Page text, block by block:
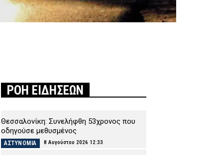
ΡΟΗ ΕΙΔΗΣΕΩΝ
Θεσσαλονίκη: Συνελήφθη 53χρονος που
οδηγούσε μεθυσμένος
ΑΣΤΥΝΟΜΙΑ 8 Αυγούστου 2026 12:33